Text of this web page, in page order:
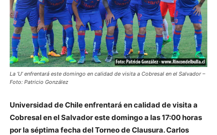
La ‘U’ enfrentará este domingo en calidad de visita a Cobresal en el Salvador –
Foto: Patricio González
Universidad de Chile enfrentará en calidad de visita a
Cobresal en el Salvador este domingo a las 17:00 horas
por la séptima fecha del Torneo de Clausura. Carlos